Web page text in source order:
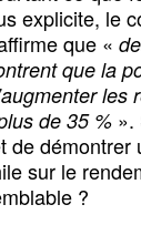
explicite, le
que «
que la
les
de 35 % ».
de
sur le
?